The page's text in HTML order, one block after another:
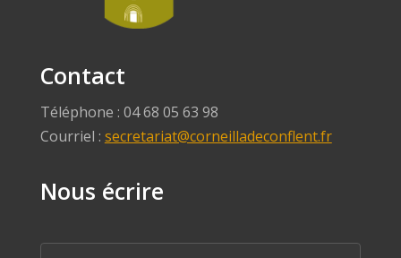
Contact
Téléphone : 04 68 05 63 98
Courriel : secretariat@corneilladeconflent.fr
Nous écrire